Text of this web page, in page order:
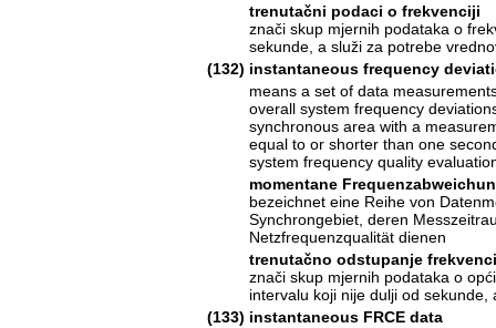
trenutačni podaci o frekvenciji
znači skup mjernih podataka o
sekunde, a služi za potrebe
(132) instantaneous frequency
means a set of data
overall system frequency
synchronous area with a
equal to or shorter than one
system frequency quality
momentane
bezeichnet eine Reihe von
Synchrongebiet, deren
Netzfrequenzqualität dienen
trenutačno odstupanje
znači skup mjernih podataka o
intervalu koji nije dulji od
(133) instantaneous FRCE data